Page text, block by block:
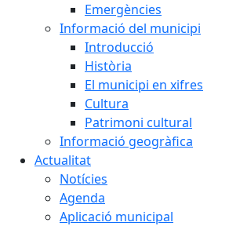
Emergències
Informació del municipi
Introducció
Història
El municipi en xifres
Cultura
Patrimoni cultural
Informació geogràfica
Actualitat
Notícies
Agenda
Aplicació municipal